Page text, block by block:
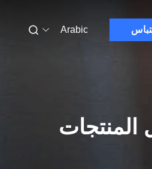
Arabic
المنتجات